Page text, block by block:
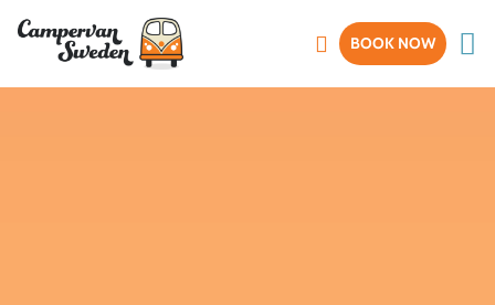
BOOK NOW